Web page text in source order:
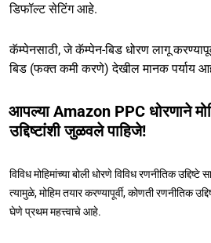
डिफॉल्ट सेटिंग आहे.
कॅम्पेनसाठी, जे कॅम्पेन-बिड धोरण लागू
बिड (फक्त कमी करणे) देखील मानक पर्याय
आपल्या Amazon PPC धोरणाने
उद्दिष्टांशी जुळवले पाहिजे!
विविध मोहिमांच्या बोली धोरणे विविध रणनीतिक
त्यामुळे, मोहिम तयार करण्यापूर्वी, कोणती रणनीतिक
घेणे प्रथम महत्त्वाचे आहे.